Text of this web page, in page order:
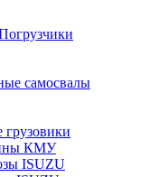
самосвалы
грузовики
КМУ
ISUZU